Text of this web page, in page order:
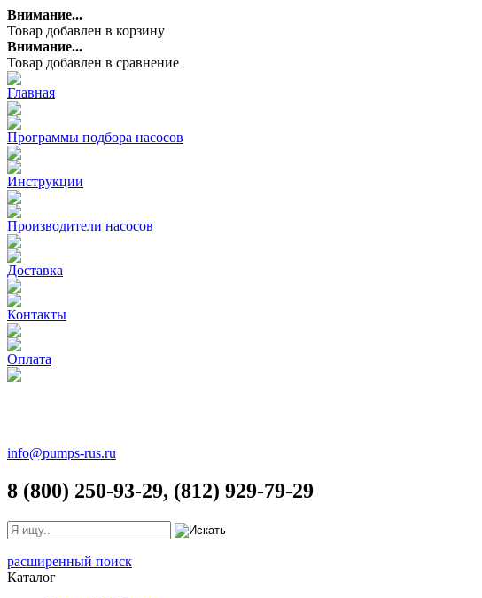
Внимание...
Товар добавлен в корзину
Внимание...
Товар добавлен в сравнение
Главная
Программы подбора насосов
Инструкции
Производители насосов
Доставка
Контакты
Оплата
info@pumps-rus.ru
8 (800) 250-93-29, (812) 929-79-29
расширенный поиск
Каталог